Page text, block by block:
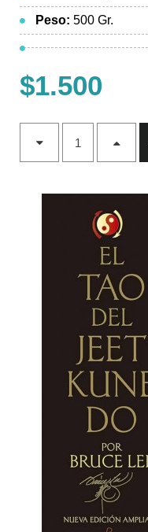
Peso: 500 Gr.
$1.500